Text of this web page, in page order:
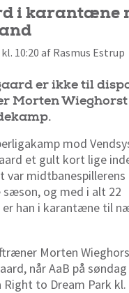
i karantæne
10:20 af Rasmus Estrup
er ikke til
Morten
mod
et gult kort lige
var
sæson, og med i alt 22
han i karantæne til
Morten
når AaB på
to Dream Park kl.